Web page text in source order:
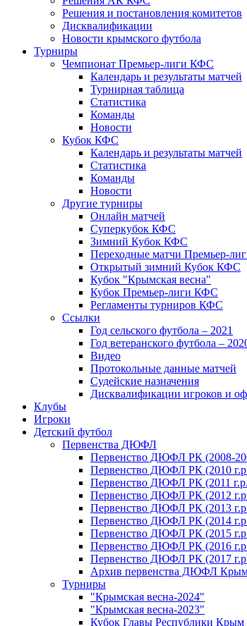
Решения и постановления комитетов
Дисквалификации
Новости крымского футбола
Турниры
Чемпионат Премьер-лиги КФС
Календарь и результаты матчей
Турнирная таблица
Статистика
Команды
Новости
Кубок КФС
Календарь и результаты матчей
Статистика
Команды
Новости
Другие турниры
Онлайн матчей
Суперкубок КФС
Зимний Кубок КФС
Переходные матчи Премьер-
Открытый зимний Кубок КФС
Кубок "Крымская весна"
Кубок Премьер-лиги КФС
Регламенты турниров КФС
Ссылки
Год сельского футбола – 2021
Год ветеранского футбола –
Видео
Протокольные данные матчей
Судейские назначения
Дисквалификации игроков и
Клубы
Игроки
Детский футбол
Первенства ДЮФЛ
Первенство ДЮФЛ РК (2008-
Первенство ДЮФЛ РК (2010
Первенство ДЮФЛ РК (2011
Первенство ДЮФЛ РК (2012
Первенство ДЮФЛ РК (2013
Первенство ДЮФЛ РК (2014
Первенство ДЮФЛ РК (2015
Первенство ДЮФЛ РК (2016
Первенство ДЮФЛ РК (2017
Архив первенства ДЮФЛ
Турниры
"Крымская весна-2024"
"Крымская весна-2023"
Кубок Главы Республики Крым